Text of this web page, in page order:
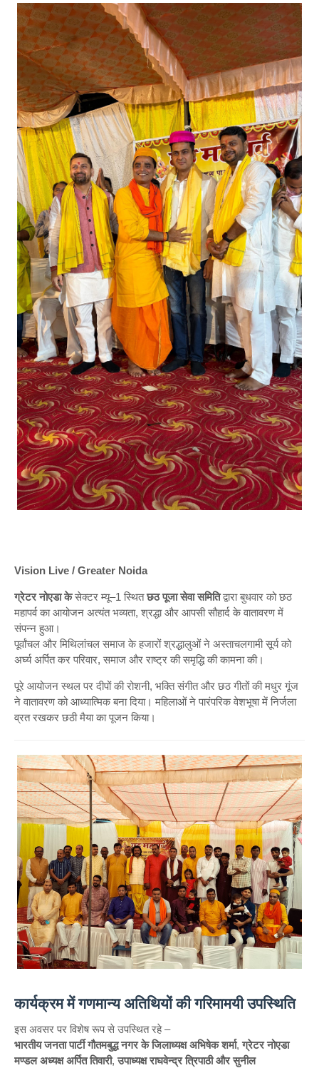
Vision Live / Greater Noida
ग्रेटर नोएडा केसेक्टर म्यू–1 स्थितछठ पूजा सेवा समितिद्वारा बुधवार को छठ
महापर्व का आयोजन अत्यंत भव्यता, श्रद्धा और आपसी सौहार्द के वातावरण में
संपन्न हुआ।
पूर्वांचल और मिथिलांचल समाज के हजारों श्रद्धालुओं ने अस्ताचलगामी सूर्य को
अर्घ्य अर्पित कर परिवार, समाज और राष्ट्र की समृद्धि की कामना की।
पूरे आयोजन स्थल पर दीपों की रोशनी, भक्ति संगीत और छठ गीतों की मधुर गूंज
ने वातावरण को आध्यात्मिक बना दिया। महिलाओं ने पारंपरिक वेशभूषा में निर्जला
व्रत रखकर छठी मैया का पूजन किया।
कार्यक्रम में गणमान्य अतिथियों की गरिमामयी उपस्थिति
इस अवसर पर विशेष रूप से उपस्थित रहे –
भारतीय जनता पार्टी गौतमबुद्ध नगर के जिलाध्यक्ष अभिषेक शर्मा, ग्रेटर नोएडा
मण्डल अध्यक्ष अर्पित तिवारी, उपाध्यक्ष राघवेन्द्र त्रिपाठी और सुनील